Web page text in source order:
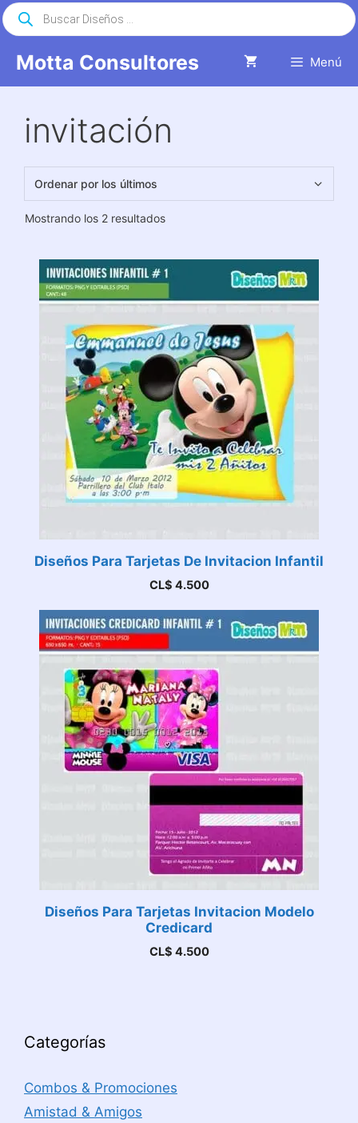
Saltar
al
Motta Consultores Menú
Búsqueda
de
productos
invitación
Mostrando los 2 resultadosOrdenado
últimos
Diseños Para Tarjetas De Invitacion Infantil
CL$ 4.500
Diseños Para Tarjetas Invitacion Modelo
Credicard
CL$ 4.500
Categorías
Combos & Promociones
Amistad & Amigos